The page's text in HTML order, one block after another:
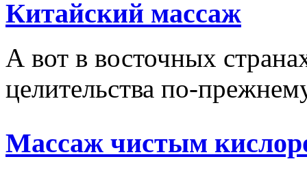
Китайский массаж
А вот в восточных
целительства по-
Массаж чистым